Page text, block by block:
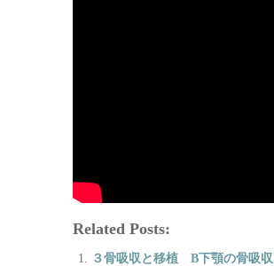
Related Posts:
３骨吸収と移植 B下顎の骨吸